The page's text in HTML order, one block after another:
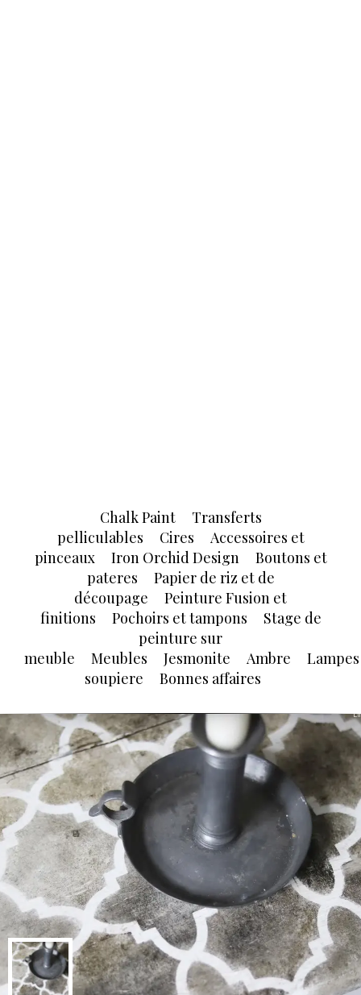
Chalk Paint
Transferts
pelliculables
Cires
Accessoires et
pinceaux
Iron Orchid Design
Boutons et
pateres
Papier de riz et de
découpage
Peinture Fusion et
finitions
Pochoirs et tampons
Stage de
peinture sur
meuble
Meubles Jesmonite Ambre
Lampes
soupiere
Bonnes affaires